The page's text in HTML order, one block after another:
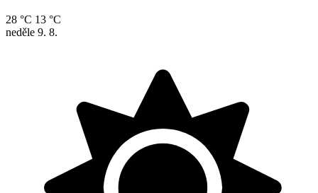
28 °C 13 °C
neděle 9. 8.